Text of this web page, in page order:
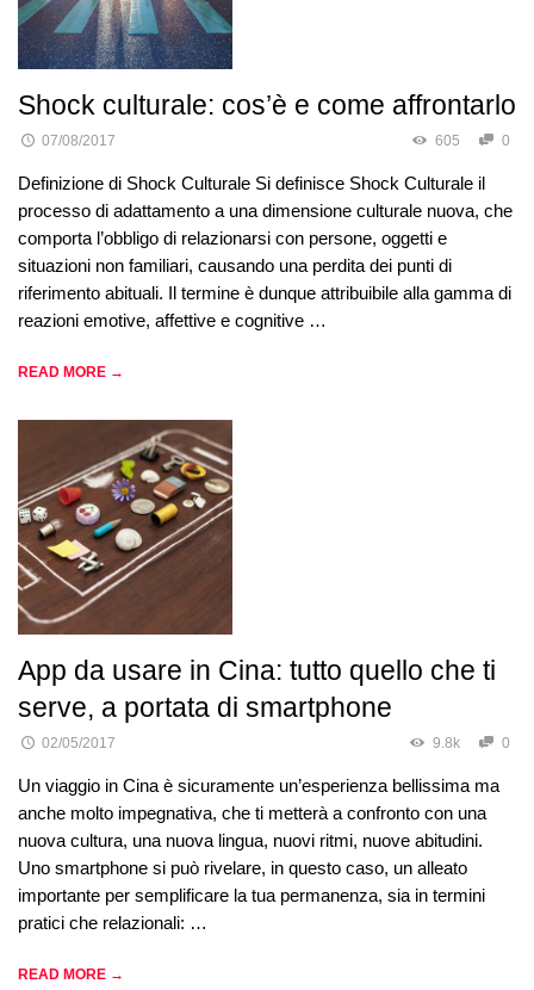
Shock culturale: cos’è e come affrontarlo
07/08/2017 605 0
Definizione di Shock Culturale Si definisce Shock Culturale il
processo di adattamento a una dimensione culturale nuova, che
comporta l’obbligo di relazionarsi con persone, oggetti e
situazioni non familiari, causando una perdita dei punti di
riferimento abituali. Il termine è dunque attribuibile alla gamma di
reazioni emotive, affettive e cognitive …
READ MORE →
App da usare in Cina: tutto quello che ti
serve, a portata di smartphone
02/05/2017 9.8k 0
Un viaggio in Cina è sicuramente un’esperienza bellissima ma
anche molto impegnativa, che ti metterà a confronto con una
nuova cultura, una nuova lingua, nuovi ritmi, nuove abitudini.
Uno smartphone si può rivelare, in questo caso, un alleato
importante per semplificare la tua permanenza, sia in termini
pratici che relazionali: …
READ MORE →